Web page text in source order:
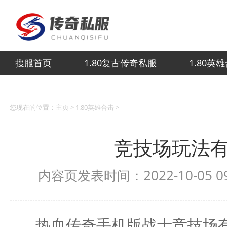
搜服首页 1.80复古传奇私服 1.80英
您现在的位置： 主页 > 1.80英雄合击 >
竞技场玩法
内容页发表时间：2022-10-05